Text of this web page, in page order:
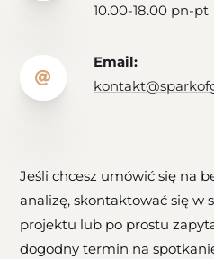
10.00-18.00 pn-pt

Email:
Jeśli chcesz umówić się na
analizę, skontaktować się w
projektu lub po prostu
dogodny termin na